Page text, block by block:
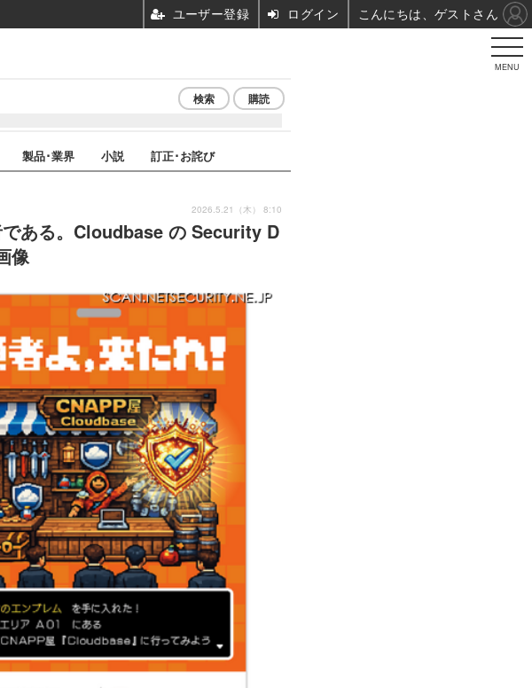
MENU
検索 購読
製品･業界 小説 訂正･お詫び
ある。Cloudbase の Security D
像
2026.5.21（木） 8:10
ユーザー登録 ログイン こんにちは、ゲストさん